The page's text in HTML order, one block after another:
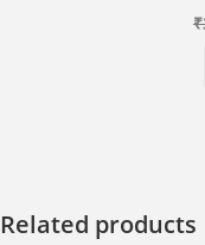
₹
Related products